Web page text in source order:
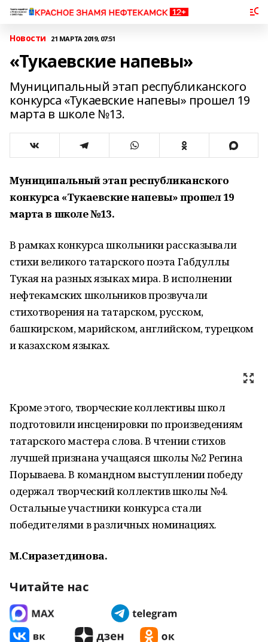
Новости 21 МАРТА 2019, 07:51
«Тукаевские напевы»
Муниципальный этап республиканского
конкурса «Тукаевские напевы» прошел 19
марта в школе №13.
Муниципальный этап республиканского
конкурса «Тукаевские напевы» прошел 19
марта в школе №13.
В рамках конкурса школьники рассказывали
стихи великого татарского поэта Габдуллы
Тукая на разных языках мира. В исполнении
нефтекамских школьников прозвучали
стихотворения на татарском, русском,
башкирском, марийском, английском, турецком
и казахском языках.
Кроме этого, творческие коллективы школ
подготовили инсценировки по произведениям
татарского мастера слова. В чтении стихов
лучшей признана учащаяся школы №2 Регина
Порываева. В командном выступлении победу
одержал творческий коллектив школы №4.
Остальные участники конкурса стали
победителями в различных номинациях.
М.Сиразетдинова.
Читайте нас